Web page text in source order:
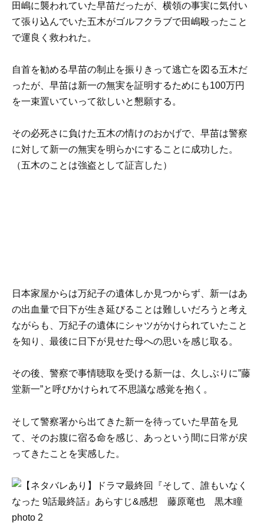
田嶋に襲われていた早苗だったが、横領の事実に気付い
て張り込んでいた五木がゴルフクラブで田嶋殴ったこと
で運良く救われた。
自首を勧める早苗の制止を振りきって逃亡を図る五木だ
ったが、早苗は新一の無実を証明するためにも100万円
を一束置いていって欲しいと懇願する。
その必死さに負けた五木の情けのおかげで、早苗は警察
に対して新一の無実を明らかにすることに成功した。
（五木のことは強盗として証言した）
日本家屋からは万紀子の遺体しか見つからず、新一はあ
の出血量で日下が生き延びることは難しいだろうと考え
ながらも、万紀子の遺体にシャツがかけられていたこと
を知り、最後に日下が見せた母への思いを感じ取る。
その後、警察で事情聴取を受ける新一は、久しぶりに”藤
堂新一”と呼びかけられて不思議な感覚を抱く。
そして警察署から出てきた新一を待っていた早苗を見
て、そのお腹に宿る命を感じ、あっという間に日常が戻
ってきたことを実感した。